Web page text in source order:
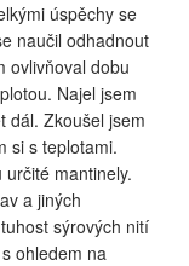
úspěchy se
naučil odhadnout
ovlivňoval dobu
Najel jsem
dál. Zkoušel jsem
si s teplotami.
mantinely.
a jiných
sýrových nití
ohledem na